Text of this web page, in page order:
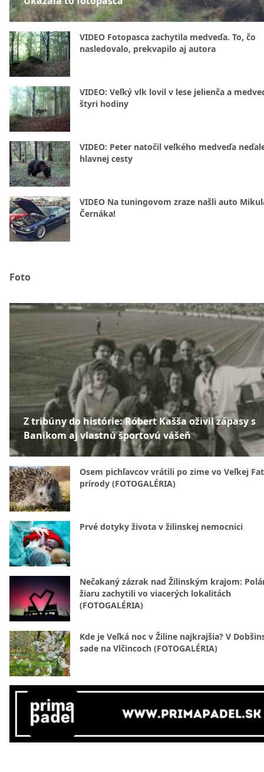
VIDEO Fotopasca zachytila medveďa. To, čo
nasledovalo, prekvapilo aj autora
VIDEO: Veľký vlk lovil v lese jelienča a
štyri hodiny
VIDEO: Peter natočil veľkého medveďa
hlavnej cesty
VIDEO Na tuningovom zraze našli auto
Černáka!
Foto
Z tribúny do histórie: Róbert Kašša oživil zápasy s
Baníkom aj vlastnú športovú vášeň
Osem pichľavcov vrátili po zime vo Veľkej
prírody (FOTOGALÉRIA)
Prvé dotyky života v žilinskej nemocnici
Nečakaný zázrak nad Žilinským krajom:
žiaru zachytili vo viacerých lokalitách
(FOTOGALÉRIA)
Kde je Veľká noc v Žiline najkrajšia? V
sade na Vlčincoch (FOTOGALÉRIA)